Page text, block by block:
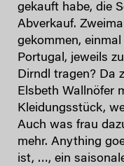
gekauft habe, die
Abverkauf.
gekommen,
Portugal, jeweils
Dirndl tragen? Da
Elsbeth Wallnöfer
Kleidungsstück,
Auch was frau
mehr. Anything
ist, …, ein